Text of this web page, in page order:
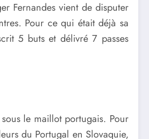
Fernandes vient de disputer
Pour ce qui était déjà sa
5 buts et délivré 7 passes
le maillot portugais. Pour
du Portugal en Slovaquie,